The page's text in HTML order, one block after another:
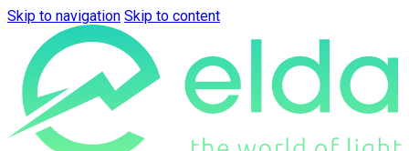
Skip to navigation Skip to content